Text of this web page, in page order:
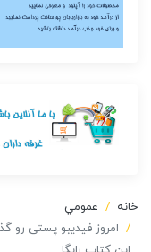
خانه
عمومي
امروز فیدیبو پستی رو